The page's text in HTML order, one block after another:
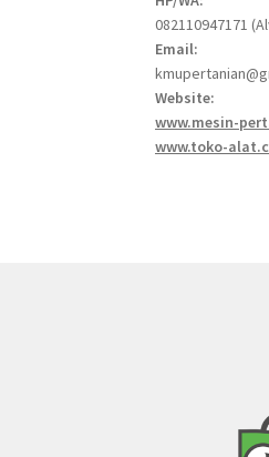
082110947171
Email:
Website:
www.mesin-
www.toko-